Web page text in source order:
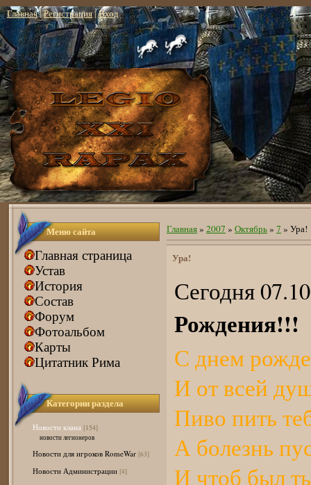
Главная|Регистрация|Вход
Меню сайта
Главная страница
Устав
История
Состав
Форум
Фотоальбом
Карты
Цитатник Рима
Категории раздела
Новости клана [154]
новости легионеров
Новости для игроков RomeWar [63]
Новости Администрации [4]
Главная» 2007 » Октябрь» 7 » Ура!
Ура!
Сегодня
Рождения!!!
С днем
И от всей
Пиво пить
А болезнь
И чтоб был